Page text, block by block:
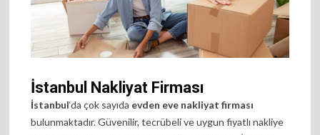
İstanbul Nakliyat Firması
İstanbul‘da çok sayıda evden eve nakliyat firması
bulunmaktadır. Güvenilir, tecrübeli ve uygun fiyatlı nakliye